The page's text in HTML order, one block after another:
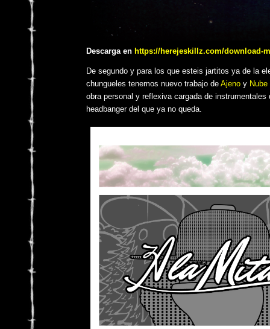
Descarga en https://herejeskillz.com/download-
De segundo y para los que esteis jartitos ya de la
chungueles tenemos nuevo trabajo de Ajenoy
obra personal y reflexiva cargada de instrumentales
headbanger del que ya no queda.